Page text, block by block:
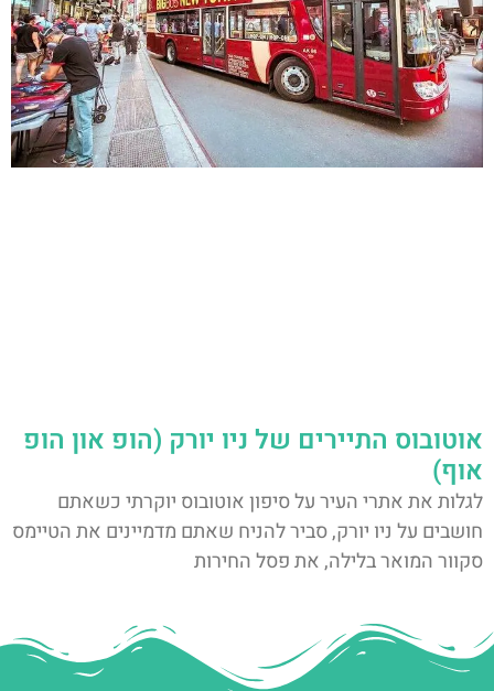
אוטובוס התיירים של ניו יורק (הופ און הופ
אוף)
לגלות את אתרי העיר על סיפון אוטובוס יוקרתי כשאתם
חושבים על ניו יורק, סביר להניח שאתם מדמיינים את הטיימס
סקוור המואר בלילה, את פסל החירות